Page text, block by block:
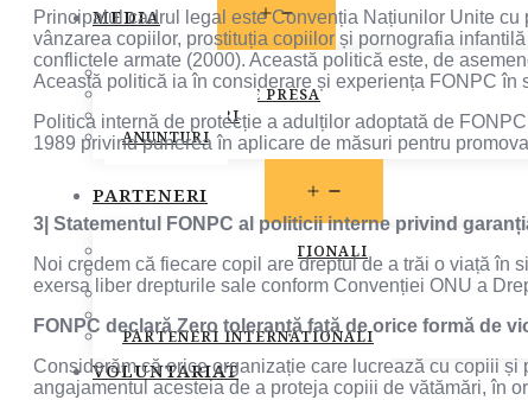
MEDIA
OPEN
MENU
STIRI
COMUNICATE DE PRESA
INFO MEMBRI
ANUNTURI
PARTENERI
MENU
PARTENERI INSTITUTIONALI
PARTENERI MEDIA
SOCIETATEA CIVILA
SPONSORI SI DONATORI
PARTENERI INTERNATIONALI
VOLUNTARIAT
Principalul cadrul legal este Convenția Națiunilor Unite
vânzarea copiilor, prostituția copiilor și pornografia
conflictele armate (2000). Această politică este, de
Această politică ia în considerare și experiența FONPC
Politica internă de protecție a adulților adoptată de
1989 privind punerea în aplicare de măsuri pentru
3| Statementul FONPC al politicii interne privind
Noi credem că fiecare copil are dreptul de a trăi o viață în
exersa liber drepturile sale conform Convenției ONU a
FONPC declară Zero toleranță față de orice formă de
Considerăm că orice organizație care lucrează cu copiii
angajamentul acesteia de a proteja copiii de vătămări, în